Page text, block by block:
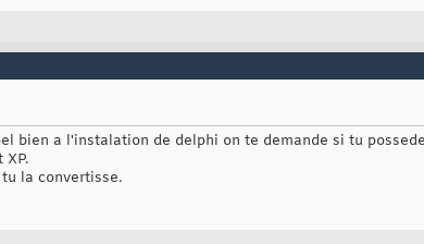
bien a l'instalation de delphi on te demande si tu
la convertisse.